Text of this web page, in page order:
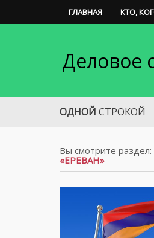
ГЛАВНАЯ КТО,
Деловое
ОДНОЙ СТРОКОЙ
В
Вы смотрите раздел:
«ЕРЕВАН»